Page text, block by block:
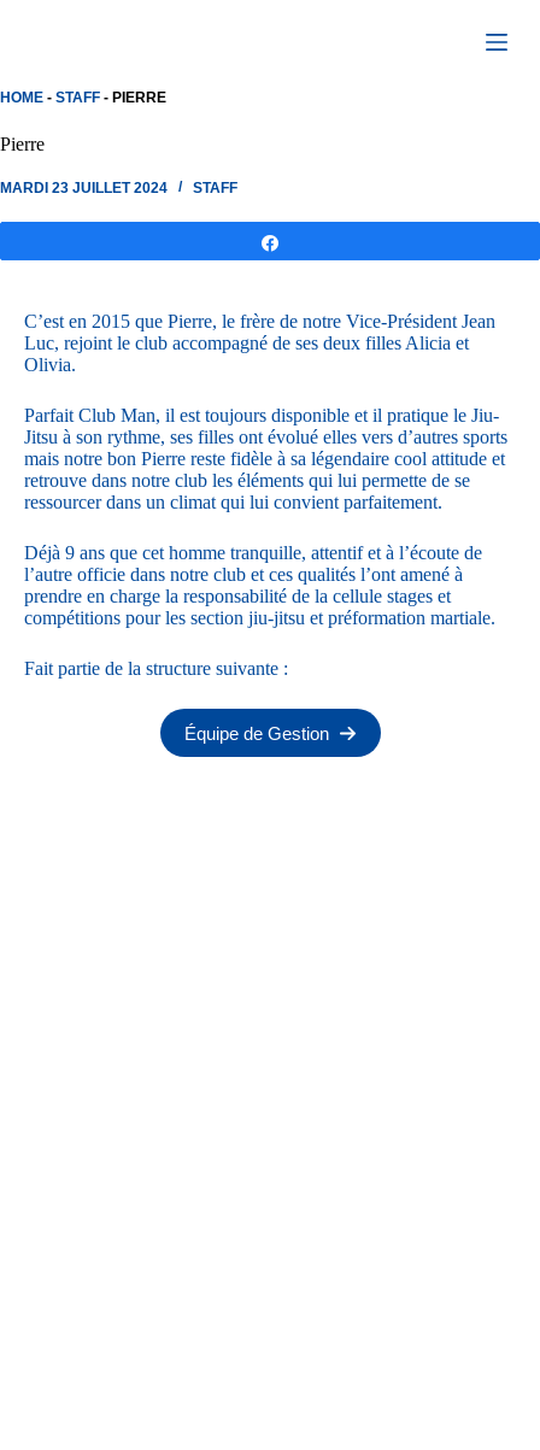
HOME - STAFF - PIERRE
Pierre
MARDI 23 JUILLET 2024 STAFF
C’est en 2015 que Pierre, le frère de notre Vice-Président Jean
Luc, rejoint le club accompagné de ses deux filles Alicia et
Olivia.
Parfait Club Man, il est toujours disponible et il pratique le Jiu-
Jitsu à son rythme, ses filles ont évolué elles vers d’autres sports
mais notre bon Pierre reste fidèle à sa légendaire cool attitude et
retrouve dans notre club les éléments qui lui permette de se
ressourcer dans un climat qui lui convient parfaitement.
Déjà 9 ans que cet homme tranquille, attentif et à l’écoute de
l’autre officie dans notre club et ces qualités l’ont amené à
prendre en charge la responsabilité de la cellule stages et
compétitions pour les section jiu-jitsu et préformation martiale.
Fait partie de la structure suivante :
Équipe de Gestion